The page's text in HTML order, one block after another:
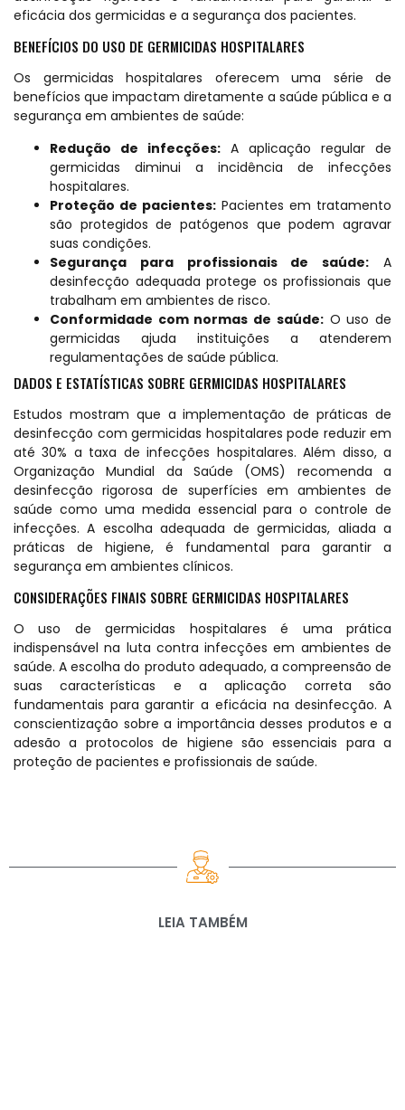
eficácia dos germicidas e a segurança dos pacientes.
BENEFÍCIOS DO USO DE GERMICIDAS HOSPITALARES
Os germicidas hospitalares oferecem uma série de
benefícios que impactam diretamente a saúde pública e a
segurança em ambientes de saúde:
Redução de infecções: A aplicação regular de
germicidas diminui a incidência de infecções
hospitalares.
Proteção de pacientes: Pacientes em tratamento
são protegidos de patógenos que podem agravar
suas condições.
Segurança para profissionais de saúde: A
desinfecção adequada protege os profissionais que
trabalham em ambientes de risco.
Conformidade com normas de saúde:O uso de
germicidas ajuda instituições a atenderem
regulamentações de saúde pública.
DADOS E ESTATÍSTICAS SOBRE GERMICIDAS HOSPITALARES
Estudos mostram que a implementação de práticas de
desinfecção com germicidas hospitalares pode reduzir em
até 30% a taxa de infecções hospitalares. Além disso, a
Organização Mundial da Saúde (OMS) recomenda a
desinfecção rigorosa de superfícies em ambientes de
saúde como uma medida essencial para o controle de
infecções. A escolha adequada de germicidas, aliada a
práticas de higiene, é fundamental para garantir a
segurança em ambientes clínicos.
CONSIDERAÇÕES FINAIS SOBRE GERMICIDAS HOSPITALARES
O uso de germicidas hospitalares é uma prática
indispensável na luta contra infecções em ambientes de
saúde. A escolha do produto adequado, a compreensão de
suas características e a aplicação correta são
fundamentais para garantir a eficácia na desinfecção. A
conscientização sobre a importância desses produtos e a
adesão a protocolos de higiene são essenciais para a
proteção de pacientes e profissionais de saúde.
LEIA TAMBÉM